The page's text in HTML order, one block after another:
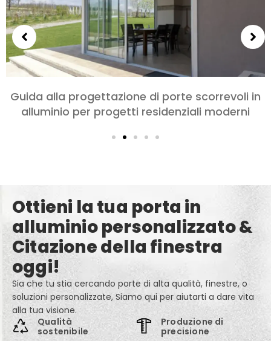
Scegliere le porte in alluminio per camere da
letto e soggiorni: Comfort, Stile, e Privacy
Ottieni la tua porta in
alluminio personalizzato &
Citazione della finestra
oggi!
Sia che tu stia cercando porte di alta qualità, finestre, o
soluzioni personalizzate, Siamo qui per aiutarti a dare vita
alla tua visione.
Qualità
sostenibile
Produzione di
precisione